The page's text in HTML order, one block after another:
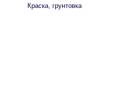
Краска, грунтовка